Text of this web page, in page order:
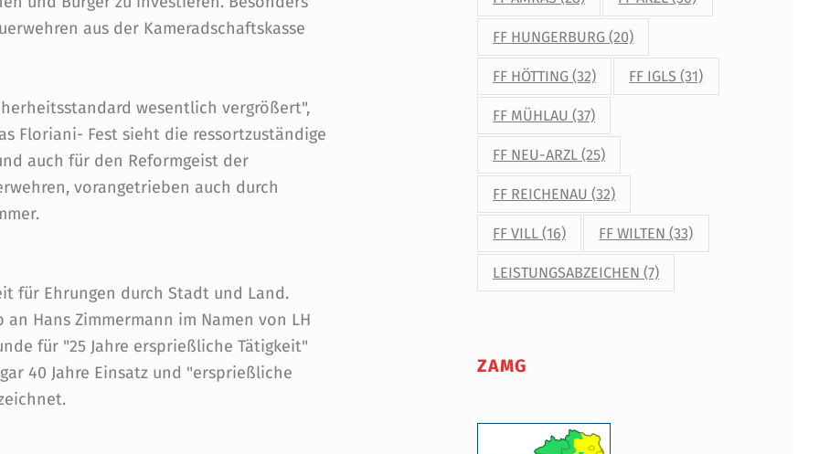
aus der Kameradschaftskasse
wesentlich vergrößert",
Floriani- Fest sieht die ressortzuständige
auch für den Reformgeist der
vorangetrieben auch durch
für Ehrungen durch Stadt und Land.
Hans Zimmermann im Namen von LH
für "25 Jahre ersprießliche Tätigkeit"
40 Jahre Einsatz und "ersprießliche
FF HUNGERBURG (20)
FF HÖTTING (32) FF IGLS (31)
FF MÜHLAU (37)
FF NEU-ARZL (25)
FF REICHENAU (32)
FF VILL (16) FF WILTEN (33)
LEISTUNGSABZEICHEN (7)
ZAMG